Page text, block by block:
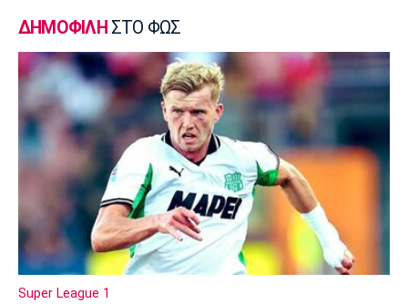
Άρης - Πανσερραϊκός 2-2: Ισόπαλο το φιλικό
22:18
Super League 1
ΑΕΚ – Kαλλιθέα : Τεσσάρα πριν το Super Cup
με Βιτάλις και χατ τρικ Γκατσίνοβιτς
22:16
Ποδόσφαιρο - Διεθνή
Τζόλης: «Το πρώτο μου γκολ στην Άρσεναλ
μου δίνει αυτοπεποίθηση»
22:10
ΔΗΜΟΦΙΛΗ ΣΤΟ ΦΩΣ
Super League 1